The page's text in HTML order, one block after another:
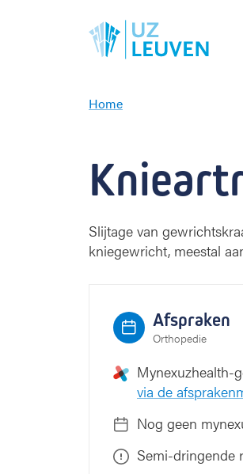
Home
e
a
r
o
Slijtage van
kniegewricht, meestal
Afspraken
Orthopedie
Mynexuzhealth-
via de
Nog geen
Semi-dringende